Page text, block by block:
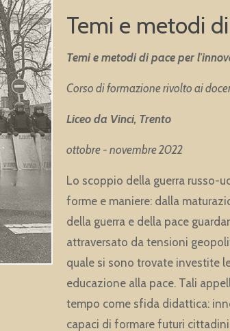
Temi e metodi
Temi e metodi di pace per
Corso di formazione rivolto ai
Liceo da Vinci, Trento
ottobre - novembre 2022
Lo scoppio della guerra russo-
forme e maniere: dalla
della guerra e della pace
attraversato da tensioni
quale si sono trovate investite
educazione alla pace. Tali
tempo come sfida didattica:
capaci di formare futuri